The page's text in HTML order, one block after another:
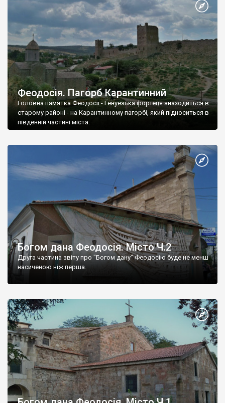
Феодосія. Пагорб Карантинний
Головна памятка Феодосії - Генуезька фортеця знаходиться в
старому районі - на Карантинному пагорбі, який підноситься в
південній частині міста.
Богом дана Феодосія. Місто Ч.2
Друга частина звіту про "Богом дану" Феодосію буде не менш
насиченою ніж перша.